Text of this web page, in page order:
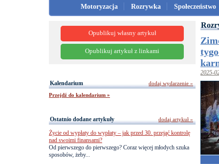
Motoryzacja
Rozrywka Społeczeństwo
2025-
Opublikuj własny artykuł
Opublikuj artykuł z linkami
Kalendarium
Przejdź do kalendarium »
dodaj wydarzenie »
Ostatnio dodane artykuły
Życie od wypłaty do wypłaty – jak przed 30. przejąć kontrolę
nad swoimi finansami?
Od pierwszego do pierwszego? Coraz więcej młodych szuka
sposobów, żeby...
dodaj artykuł »